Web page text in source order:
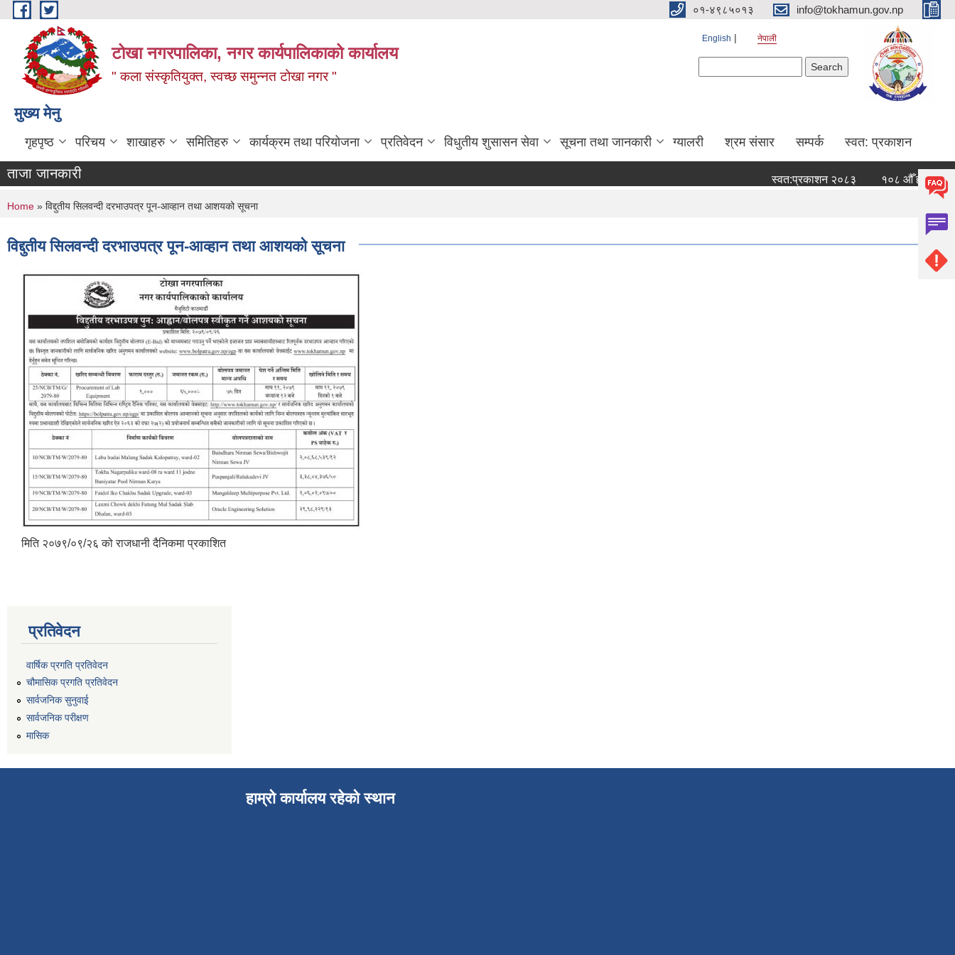
Skip to main content ०१-४९८५०१३ info@tokhamun.gov.np
टोखा नगरपालिका, नगर कार्यपालिकाको कार्यालय
" कला संस्कृतियुक्त, स्वच्छ समुन्‍नत टोखा नगर "
English नेपाली
मुख्य मेनु
गृहपृष्ठ परिचय शाखाहरु समितिहरु कार्यक्रम तथा परियोजना प्रतिवेदन विधुतीय शुसासन सेवा सूचना तथा जानकारी ग्यालरी श्रम संसार सम्पर्क स्वत: प्रकाशन
ताजा जानकारी स्वत:प्रकाशन २०८३ १०८ औँ हप्ताको
You are here
Home » विद्दुतीय सिलवन्दी दरभाउपत्र पून-आव्हान तथा आशयको सूचना
विद्दुतीय सिलवन्दी दरभाउपत्र पून-आव्हान तथा आशयको सूचना
मिति २०७९/०९/२६ को राजधानी दैनिकमा प्रकाशित
प्रतिवेदन
वार्षिक प्रगति प्रतिवेदन
चौमासिक प्रगति प्रतिवेदन
सार्वजनिक सुनुवाई
सार्वजनिक परीक्षण
मासिक
हाम्रो कार्यालय रहेको स्थान